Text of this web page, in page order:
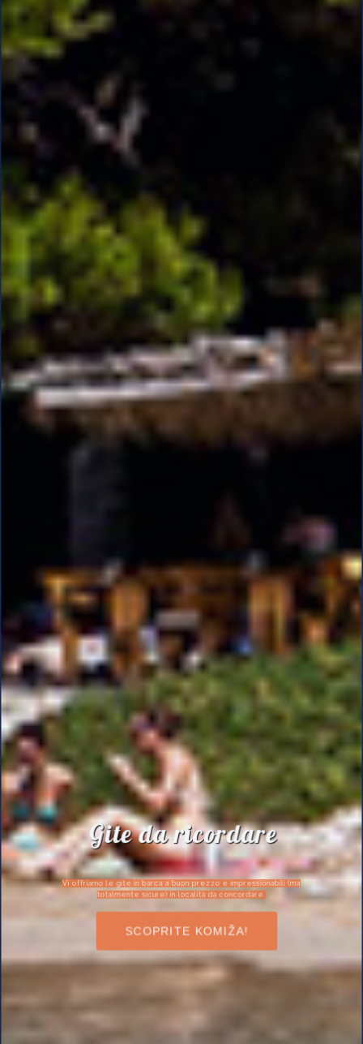
Gite da ricordare
Vi offriamo le gite in barca a buon prezzo e impressionabili (ma
totalmente sicure) in località da concordare.
SCOPRITE KOMIŽA!